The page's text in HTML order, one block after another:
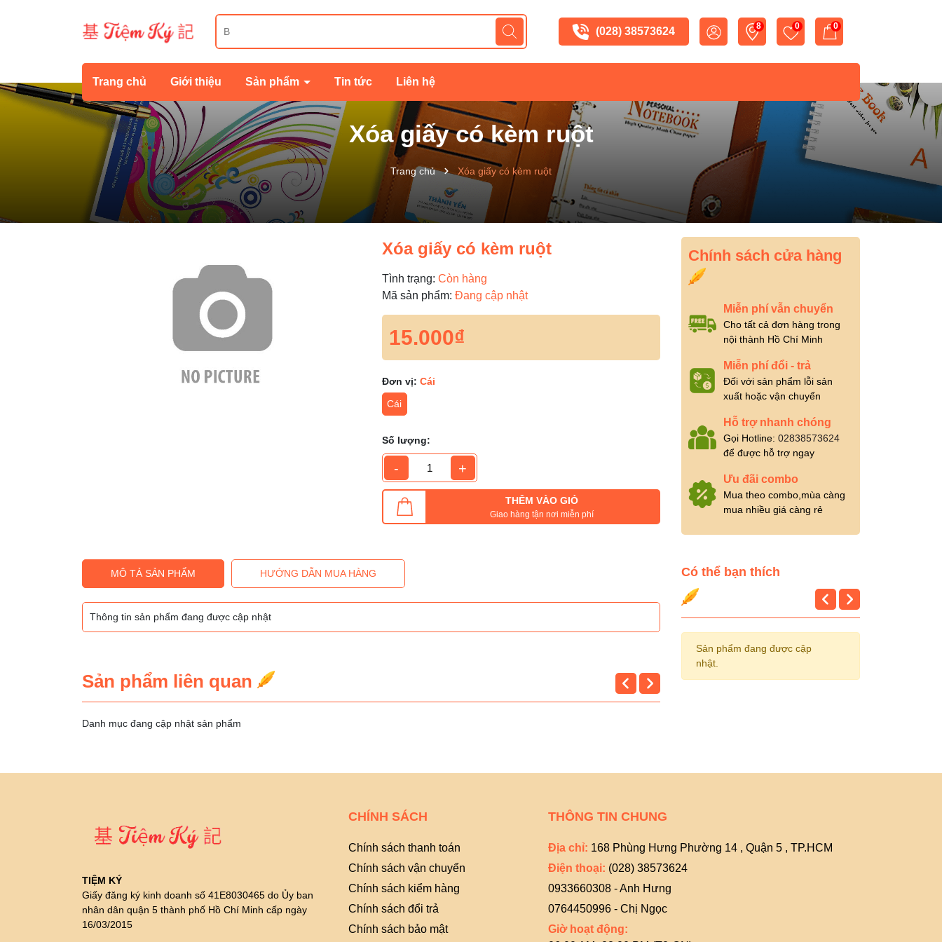
(028) 38573624 8 0 0
Trang chủ Giới thiệu Sản phẩm Tin tức Liên hệ
Xóa giấy có kèm ruột
Trang chủ Xóa giấy có kèm ruột
Xóa giấy có kèm ruột
Tình trạng: Còn hàng
Mã sản phẩm: Đang cập nhật
15.000₫
Đơn vị: Cái
Cái
Số lượng:
- +
THÊM VÀO GIỎ
Giao hàng tận nơi miễn phí
MÔ TẢ SẢN PHẨM HƯỚNG DẪN MUA HÀNG
Thông tin sản phẩm đang được cập nhật
Sản phẩm liên quan
Danh mục đang cập nhật sản phẩm
Chính sách cửa hàng
Miễn phí vẫn chuyển
Cho tất cả đơn hàng trong
nội thành Hồ Chí Minh
Miễn phí đổi - trả
Đối với sản phẩm lỗi sản
xuất hoặc vận chuyển
Hỗ trợ nhanh chóng
Gọi Hotline: 02838573624
để được hỗ trợ ngay
Ưu đãi combo
Mua theo combo,mùa càng
mua nhiều giá càng rẻ
Có thể bạn thích
Sản phẩm đang được cập
nhật.
TIỆM KÝ
Giấy đăng ký kinh doanh số 41E8030465 do Ủy ban
nhân dân quận 5 thành phố Hồ Chí Minh cấp ngày
16/03/2015
CHÍNH SÁCH
Chính sách thanh toán
Chính sách vận chuyển
Chính sách kiểm hàng
Chính sách đổi trả
Chính sách bảo mật
THÔNG TIN CHUNG
Địa chỉ: 168 Phùng Hưng Phường 14 , Quận 5 , TP.HCM
Điện thoại: (028) 38573624
0933660308 - Anh Hưng
0764450996 - Chị Ngọc
Giờ hoạt động: